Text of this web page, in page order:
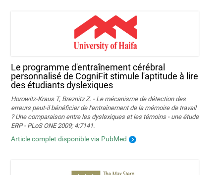
Le programme d'entraînement cérébral
personnalisé de CogniFit stimule l'aptitude à lire
des étudiants dyslexiques
Horowitz-Kraus T, Breznitz Z. - Le mécanisme de détection des
erreurs peut-il bénéficier de l'entraînement de la mémoire de travail
? Une comparaison entre les dyslexiques et les témoins - une étude
ERP - PLoS ONE 2009; 4:7141.
Article complet disponible via PubMed